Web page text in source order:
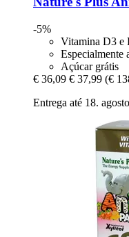
-5%
Vitamina D3 e
Especialmente
Açúcar grátis
€ 36,09 € 37,99 (€
Entrega até 18. agosto